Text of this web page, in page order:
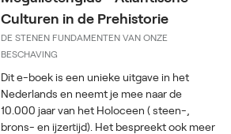
Culturen in de Prehistorie
DE STENEN FUNDAMENTEN VAN ONZE
BESCHAVING
Dit e-boek is een unieke uitgave in het
Nederlands en neemt je mee naar de
10.000 jaar van het Holoceen ( steen-,
brons- en ijzertijd). Het bespreekt ook meer